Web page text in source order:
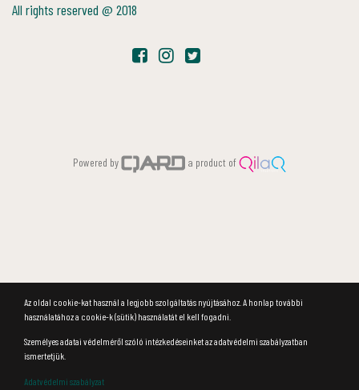
All rights reserved @ 2018
Powered by a product of
Az oldal cookie-kat használ a legjobb szolgáltatás nyújtásához. A honlap további
használatához a cookie-k (sütik) használatát el kell fogadni.
Személyes adatai védelméről szóló intézkedéseinket az adatvédelmi szabályzatban
ismertetjük.
Adatvédelmi szabályzat